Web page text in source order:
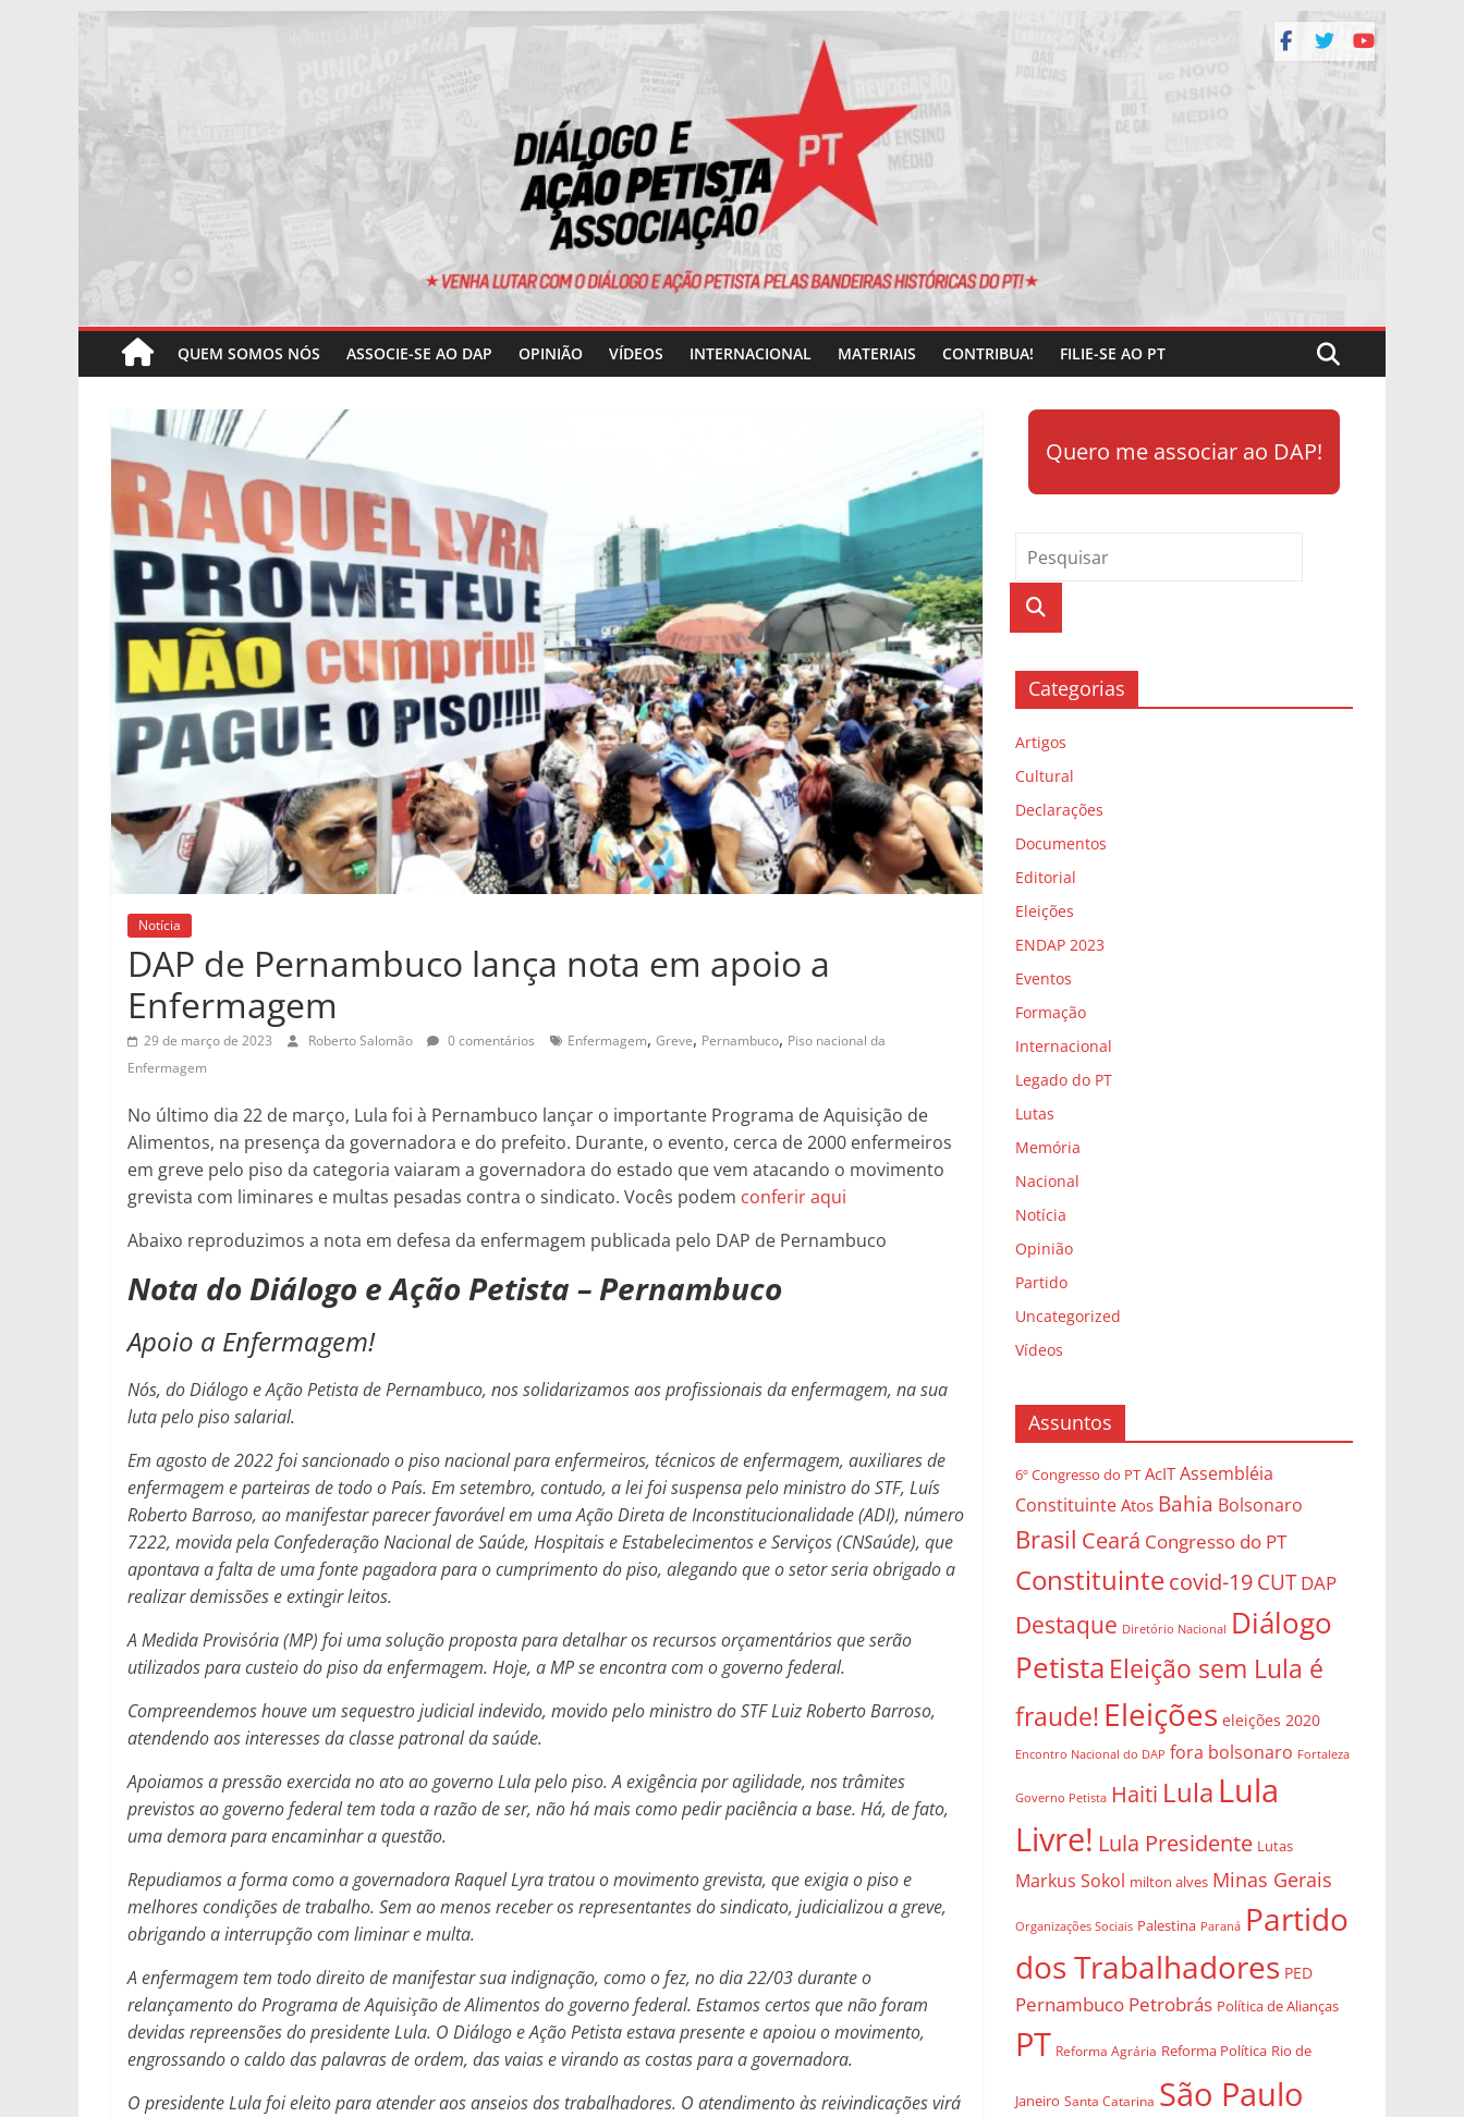
Pular
conteúdo
QUEM SOMOS NÓS ASSOCIE-SE AO DAP OPINIÃO VÍDEOS INTERNACIONAL MATERIAIS CONTRIBUA! FILIE-SE AO PT
Notícia
DAP de Pernambuco lança nota em apoio a
Enfermagem
29 de março de 2023 Roberto Salomão 0 comentários Enfermagem, Greve, Pernambuco, Piso nacional da
Enfermagem
No último dia 22 de março, Lula foi à Pernambuco lançar o importante Programa de Aquisição de
Alimentos, na presença da governadora e do prefeito. Durante, o evento, cerca de 2000 enfermeiros
em greve pelo piso da categoria vaiaram a governadora do estado que vem atacando o movimento
grevista com liminares e multas pesadas contra o sindicato. Vocês podem conferir aqui
Abaixo reproduzimos a nota em defesa da enfermagem publicada pelo DAP de Pernambuco
Nota do Diálogo e Ação Petista – Pernambuco
Apoio a Enfermagem!
Nós, do Diálogo e Ação Petista de Pernambuco, nos solidarizamos aos profissionais daenfermagem, na sua
luta pelo piso salarial.
Em agosto de 2022 foi sancionado o piso nacional para enfermeiros, técnicos de enfermagem, auxiliares de
enfermagem e parteiras de todo o País. Em setembro, contudo, a lei foi suspensa peloministro do STF, Luís
Roberto Barroso, ao manifestar parecer favorável em uma Ação Direta deInconstitucionalidade (ADI), número
7222, movida pela Confederação Nacional de Saúde, Hospitais e Estabelecimentos e Serviços (CNSaúde), que
apontava a falta de uma fonte pagadorapara o cumprimento do piso, alegando que o setor seria obrigado a
realizar demissões e extingirleitos.
A Medida Provisória (MP) foi uma solução proposta para detalhar os recursos orçamentários queserão
utilizados para custeio do piso da enfermagem. Hoje, a MP se encontra com o governofederal.
Compreendemos houve um sequestro judicial indevido, movido pelo ministro do STF Luiz RobertoBarroso,
atendendo aos interesses da classe patronal da saúde.
Apoiamos a pressão exercida no ato ao governo Lula pelo piso. A exigência por agilidade, nos trâmites
previstos ao governo federal tem toda a razão de ser, não há mais como pedir paciência abase. Há, de fato,
uma demora para encaminhar a questão.
Repudiamos a forma como a governadora Raquel Lyra tratou o movimento grevista, que exigia opiso e
melhores condições de trabalho. Sem ao menos receber os representantes do sindicato, judicializou a greve,
obrigando a interrupção com liminar e multa.
A enfermagem tem todo direito de manifestar sua indignação, como o fez, no dia 22/03 durante o
relançamento do Programa de Aquisição de Alimentos do governo federal. Estamos certos que nãoforam
devidas repreensões do presidente Lula. O Diálogo e Ação Petista estava presente e apoiou omovimento,
engrossando o caldo das palavras de ordem, das vaias e virando as costas para agovernadora.
O presidente Lula foi eleito para atender aos anseios dos trabalhadores. O atendimento àsreivindicações virá
Quero me associar ao DAP!
Categorias
Artigos
Cultural
Declarações
Documentos
Editorial
Eleições
ENDAP 2023
Eventos
Formação
Internacional
Legado do PT
Lutas
Memória
Nacional
Notícia
Opinião
Partido
Uncategorized
Vídeos
Assuntos
6º Congresso do PT AcIT Assembléia
Constituinte Atos Bahia Bolsonaro
Brasil Ceará Congresso do PT
Constituintecovid-19CUT DAP
Destaque Diretório Nacional Diálogo
Petista Eleição sem Lula é
fraude! Eleições eleições 2020
Encontro Nacional do DAP fora bolsonaro Fortaleza
Governo Petista Haiti Lula Lula
Livre! Lula Presidente Lutas
Markus Sokol milton alves Minas Gerais
Organizações Sociais Palestina Paraná Partido
dos Trabalhadores PED
Pernambuco Petrobrás Política de Alianças
PT Reforma Agrária Reforma Política Rio de
Janeiro Santa Catarina São Paulo